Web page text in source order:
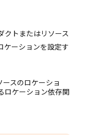
クトまたはリソース
ケーションを設定す
ースのロケーショ
ロケーション依存関